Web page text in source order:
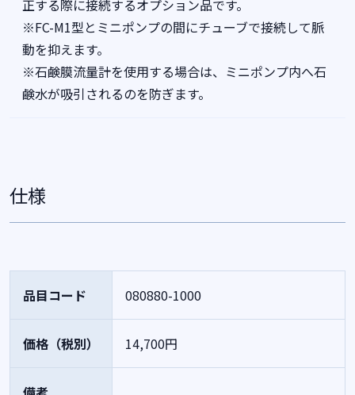
正する際に接続するオプション品です。
※FC-M1型とミニポンプの間にチューブで接続して脈
動を抑えます。
※石鹸膜流量計を使用する場合は、ミニポンプ内へ石
鹸水が吸引されるのを防ぎます。
仕様
品目コード 080880-1000
価格（税別） 14,700円